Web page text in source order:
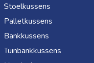
Stoelkussens
Palletkussens
Bankkussens
Tuinbankkussens